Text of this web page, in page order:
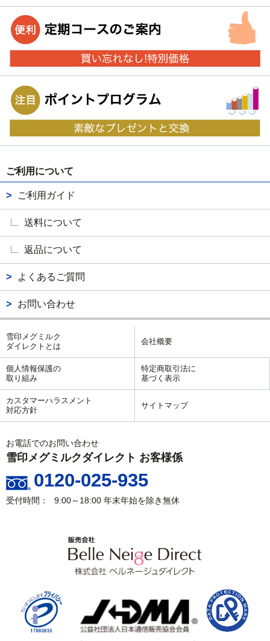
ご利用について
ご利用ガイド
送料について
返品について
よくあるご質問
お問い合わせ
雪印メグミルク
ダイレクトとは
会社概要
個人情報保護の
取り組み
特定商取引法に
基づく表示
カスタマーハラスメント
対応方針
サイトマップ
お電話でのお問い合わせ
雪印メグミルクダイレクト お客様係
0120-025-935
9:00～18:00 年末年始を除き無休